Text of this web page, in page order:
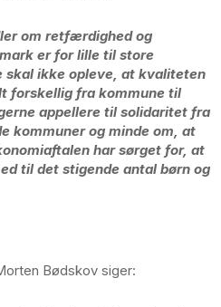
om retfærdighed og
er for lille til store
skal ikke opleve, at kvaliteten
forskellig fra kommune til
appellere til solidaritet fra
kommuner og minde om, at
har sørget for, at
til det stigende antal børn og
Bødskov siger: